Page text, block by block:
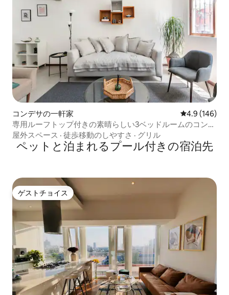
コンデサの一軒家 レビュー146
4.9 (146)
専用ルーフトップ付きの素晴らしい3ベッドルームのコンデ
サカサ
屋外スペース · 徒歩移動のしやすさ · グリル
ペットと泊まれるプール付きの宿泊先
ゲストチョイス
ゲストチョイス